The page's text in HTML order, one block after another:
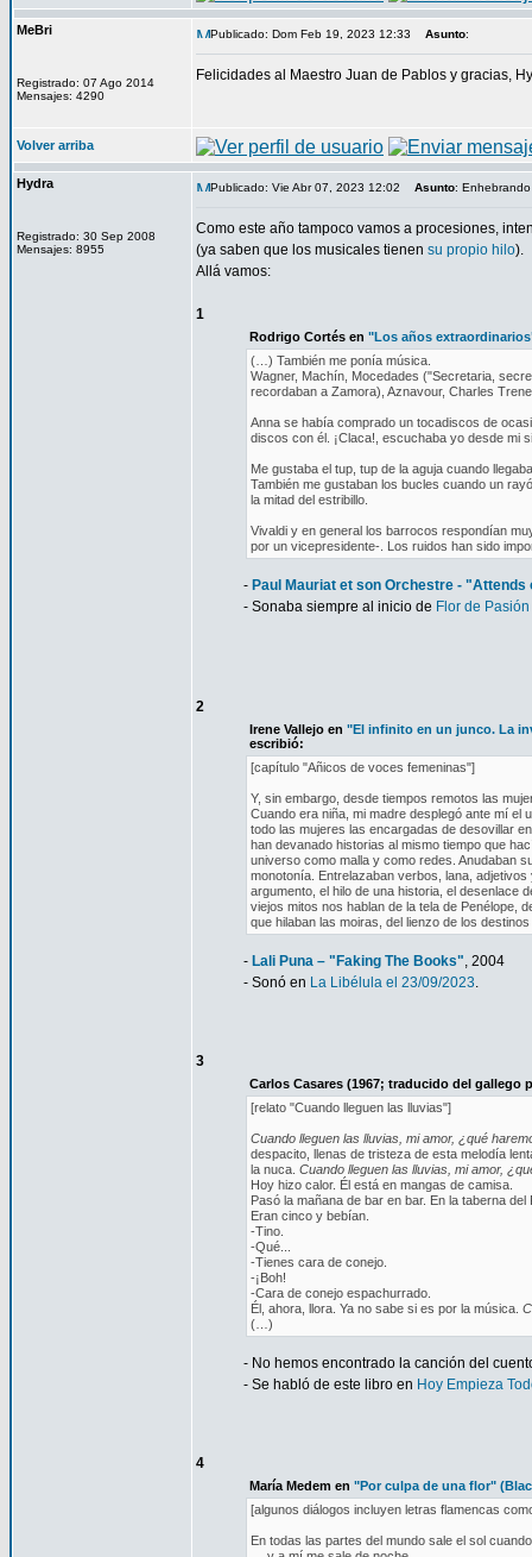
MeBri
Registrado: 07 Ago 2014
Mensajes: 4290
Publicado: Dom Feb 19, 2023 12:33 Asunto:
Felicidades al Maestro Juan de Pablos y gracias,
Volver arriba
Hydra
Registrado: 30 Sep 2008
Mensajes: 8955
Publicado: Vie Abr 07, 2023 12:02 Asunto: Enhebrando
Como este año tampoco vamos a procesiones,
(ya saben que los musicales tienen su propio hilo).
Allá vamos:
1
Rodrigo Cortés en "Los años
(…) También me ponía música.
Wagner, Machín, Mocedades ("Secretaria,
recordaban a Zamora), Aznavour, Charles
Anna se había comprado un tocadiscos de
discos con él. ¡Claca!, escuchaba yo desde mi
Me gustaba el tup, tup de la aguja cuando
También me gustaban los bucles cuando un
la mitad del estribillo.
Vivaldi y en general los barrocos respondían
por un vicepresidente-. Los ruidos han sido
- Paul Mauriat et son Orchestre - "Attends
- Sonaba siempre al inicio de Flor de
2
Irene Vallejo en "El infinito en un junco. La
escribió:
[capítulo "Añicos de voces femeninas"]
Y, sin embargo, desde tiempos remotos las
Cuando era niña, mi madre desplegó ante mí el
todo las mujeres las encargadas de desovillar
han devanado historias al mismo tiempo que
universo como malla y como redes. Anudaban
monotonía. Entrelazaban verbos, lana,
argumento, el hilo de una historia, el desenlace
viejos mitos nos hablan de la tela de Penélope,
que hilaban las moiras, del lienzo de los
- Lali Puna – "Faking The Books", 2004
- Sonó en La Libélula el 23/09/2023.
3
Carlos Casares (1967; traducido del gallego
[relato "Cuando lleguen las lluvias"]
Cuando lleguen las lluvias, mi amor, ¿qué
despacito, llenas de tristeza de esta melodía
la nuca. Cuando lleguen las lluvias, mi amor,
Hoy hizo calor. Él está en mangas de camisa.
Pasó la mañana de bar en bar. En la taberna
Eran cinco y bebían.
-Tino.
-Qué...
-Tienes cara de conejo.
-¡Boh!
-Cara de conejo espachurrado.
Él, ahora, llora. Ya no sabe si es por la música.
(…)
- No hemos encontrado la canción del
- Se habló de este libro en Hoy Empieza
4
María Medem en "Por culpa de una flor"
[algunos diálogos incluyen letras flamencas
En todas las partes del mundo sale el sol